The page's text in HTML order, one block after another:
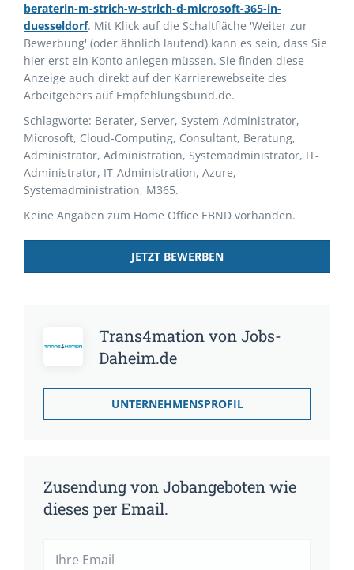
beraterin-m-strich-w-strich-d-microsoft-365-in-
duesseldorf. Mit Klick auf die Schaltfläche 'Weiter zur
Bewerbung' (oder ähnlich lautend) kann es sein, dass Sie
hier erst ein Konto anlegen müssen. Sie finden diese
Anzeige auch direkt auf der Karrierewebseite des
Arbeitgebers auf Empfehlungsbund.de.
Schlagworte: Berater, Server, System-Administrator,
Microsoft, Cloud-Computing, Consultant, Beratung,
Administrator, Administration, Systemadministrator, IT-
Administrator, IT-Administration, Azure,
Systemadministration, M365.
Keine Angaben zum Home Office EBND vorhanden.
JETZT BEWERBEN
Trans4mation von Jobs-
Daheim.de
UNTERNEHMENSPROFIL
Zusendung von Jobangeboten wie
dieses per Email.